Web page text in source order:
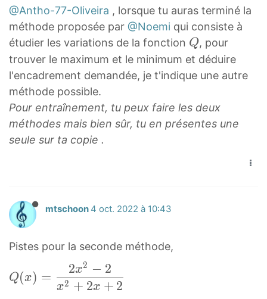
2
Q
'
(
x
)
=
\
d
{
x
x
^
(
x
2
+
2
x
+
2
)
x
)
=
d
@Antho-77-Oliveira , lorsque tu auras terminé la
méthode proposée par @Noemi qui consiste à
étudier les variations de la fonction Q
Q
Q, pour
trouver le maximum et le minimum et déduire
l'encadrement demandée, je t'indique une autre
méthode possible.
Pour entraînement, tu peux faire les deux
méthodes mais bien sûr, tu en présentes une
seule sur ta copie .
mtschoon 4 oct. 2022 à 10:43
Pistes pour la seconde méthode,
Q
(
Q(x) =
x2 + 2x + 2
2x2 − 2